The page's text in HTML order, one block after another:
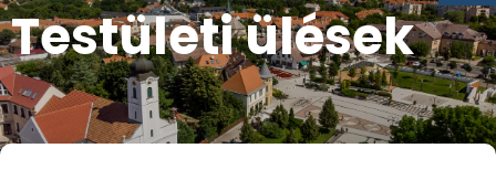
Testületi ülések​